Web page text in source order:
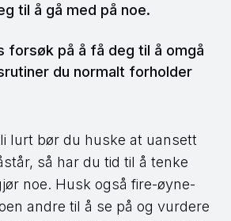
til å gå med på noe.
forsøk på å få deg til å omgå
du normalt forholder
lurt bør du huske at uansett
så har du tid til å tenke
noe. Husk også fire-øyne-
andre til å se på og vurdere